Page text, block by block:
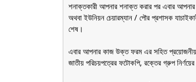
শনাক্তকারী আপনার শনাক্ত করার পর এবার
অথবা ইউনিয়ন চেয়ারম্যান / পৌর প্রশাসক
শেষ।
এবার আপনার কাজ উক্ত ফরম এর সহিত প্রয়োজনীয়
জাতীয় পরিচয়পত্রের ফটোকপি, রক্তের গ্রুপ